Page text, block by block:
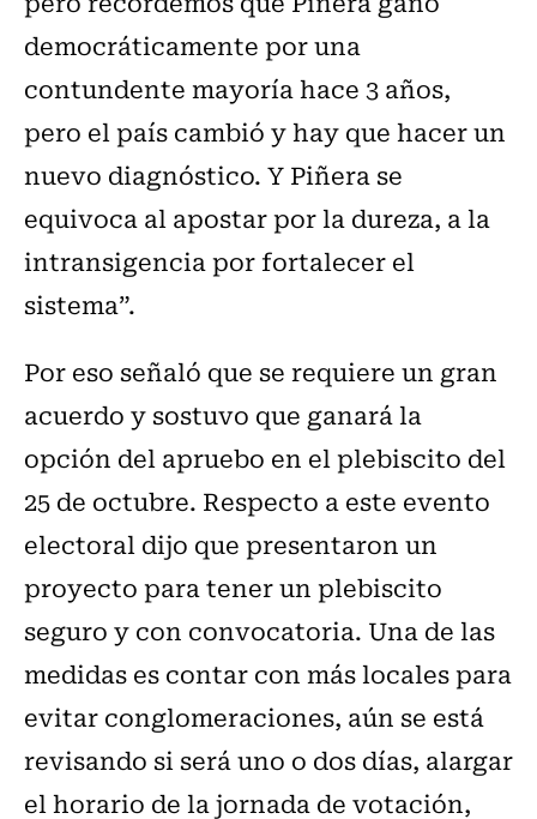
democráticamente por una
contundente mayoría hace 3 años,
pero el país cambió y hay que hacer un
nuevo diagnóstico. Y Piñera se
equivoca al apostar por la dureza, a la
intransigencia por fortalecer el
sistema”.
Por eso señaló que se requiere un gran
acuerdo y sostuvo que ganará la
opción del apruebo en el plebiscito del
25 de octubre. Respecto a este evento
electoral dijo que presentaron un
proyecto para tener un plebiscito
seguro y con convocatoria. Una de las
medidas es contar con más locales para
evitar conglomeraciones, aún se está
revisando si será uno o dos días, alargar
el horario de la jornada de votación,